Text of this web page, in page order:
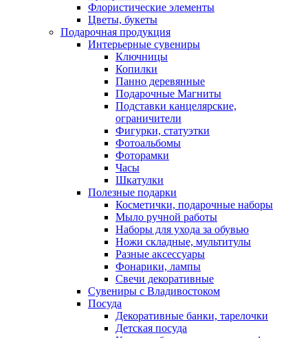
Флористические элементы
Цветы, букеты
Подарочная продукция
Интерьерные сувениры
Ключницы
Копилки
Панно деревянные
Подарочные Магниты
Подставки канцелярские,
ограничители
Фигурки, статуэтки
Фотоальбомы
Фоторамки
Часы
Шкатулки
Полезные подарки
Косметички, подарочные наборы
Мыло ручной работы
Наборы для ухода за обувью
Ножи складные, мультитулы
Разные аксессуары
Фонарики, лампы
Свечи декоративные
Сувениры с Владивостоком
Посуда
Декоративные банки, тарелочки
Детская посуда